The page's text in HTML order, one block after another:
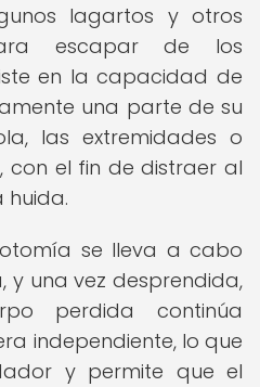
lagartos y otros
escapar de los
en la capacidad de
una parte de su
las extremidades o
con el fin de distraer al
se lleva a cabo
una vez desprendida,
perdida continúa
independiente, lo que
y permite que el